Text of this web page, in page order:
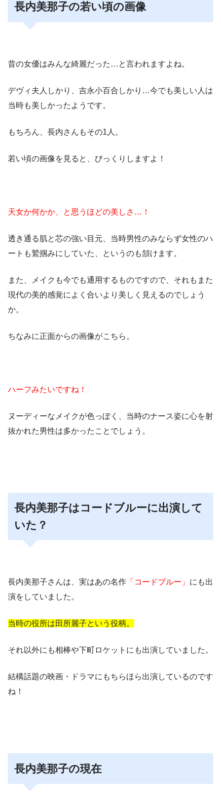
長内美那子の若い頃の画像
昔の女優はみんな綺麗だった…と言われますよね。
デヴィ夫人しかり、吉永小百合しかり…今でも美しい人は
当時も美しかったようです。
もちろん、長内さんもその1人。
若い頃の画像を見ると、びっくりしますよ！
天女か何かか、と思うほどの美しさ…！
透き通る肌と芯の強い目元、当時男性のみならず女性のハ
ートも鷲掴みにしていた、というのも頷けます。
また、メイクも今でも通用するものですので、それもまた
現代の美的感覚によく合いより美しく見えるのでしょう
か。
ちなみに正面からの画像がこちら。
ハーフみたいですね！
ヌーディーなメイクが色っぽく、当時のナース姿に心を射
抜かれた男性は多かったことでしょう。
長内美那子はコードブルーに出演して
いた？
長内美那子さんは、実はあの名作 「コードブルー」 にも出
演をしていました。
当時の役所は田所麗子という役柄。
それ以外にも相棒や下町ロケットにも出演していました。
結構話題の映画・ドラマにもちらほら出演しているのです
ね！
長内美那子の現在